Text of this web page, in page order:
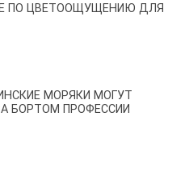
ПО ЦВЕТООЩУЩЕНИЮ ДЛЯ
МОРЯКИ МОГУТ
БОРТОМ ПРОФЕССИИ